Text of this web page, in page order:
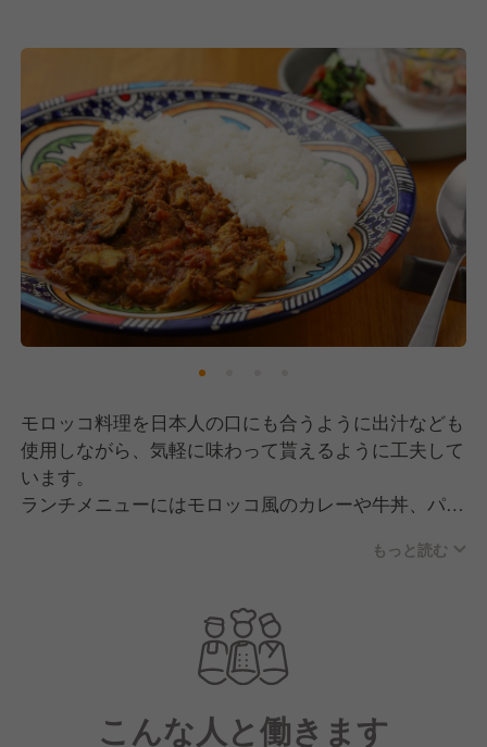
モロッコ料理を日本人の口にも合うように出汁なども
使用しながら、気軽に味わって貰えるように工夫して
います。
ランチメニューにはモロッコ風のカレーや牛丼、パス
もっと読む
こんな人と働きます